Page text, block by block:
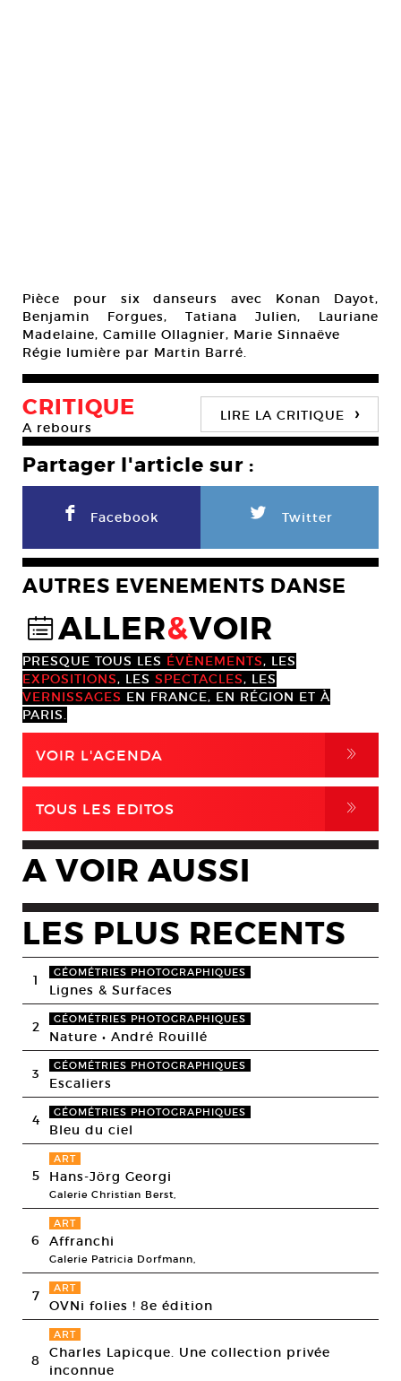
Pièce pour six danseurs avec Konan Dayot,
Benjamin Forgues, Tatiana Julien, Lauriane
Madelaine, Camille Ollagnier, Marie Sinnaëve
Régie lumière par Martin Barré.
CRITIQUE
A rebours
LIRE LA CRITIQUE ›
Partager l'article sur :
F Facebook L Twitter
AUTRES EVENEMENTS DANSE
@ALLER&VOIR
PRESQUE TOUS LES ÉVÈNEMENTS, LES
EXPOSITIONS, LES SPECTACLES, LES
VERNISSAGES EN FRANCE, EN RÉGION ET À
PARIS.
VOIR L'AGENDA ,
TOUS LES EDITOS ,
A VOIR AUSSI
LES PLUS RECENTS
1 GÉOMÉTRIES PHOTOGRAPHIQUES
Lignes & Surfaces
2 GÉOMÉTRIES PHOTOGRAPHIQUES
Nature • André Rouillé
3 GÉOMÉTRIES PHOTOGRAPHIQUES
Escaliers
4 GÉOMÉTRIES PHOTOGRAPHIQUES
Bleu du ciel
5
ART
Hans-Jörg Georgi
Galerie Christian Berst,
6
ART
Affranchi
Galerie Patricia Dorfmann,
7 ART
OVNi folies ! 8e édition
8
ART
Charles Lapicque. Une collection privée
inconnue